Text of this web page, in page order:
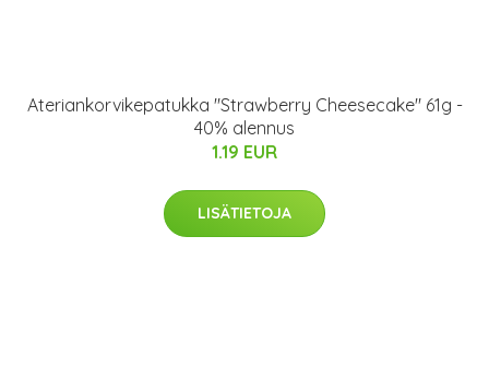
Ateriankorvikepatukka "Strawberry Cheesecake" 61g -
40% alennus
1.19 EUR
LISÄTIETOJA